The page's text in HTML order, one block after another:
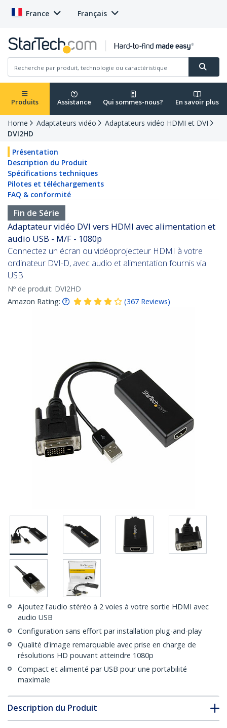
France Français
Produits Assistance Qui sommes-nous? En savoir plus
Home Adaptateurs vidéo
Adaptateurs vidéo HDMI et DVI
DVI2HD
Présentation
Description du Produit
Spécifications techniques
Pilotes et téléchargements
FAQ & conformité
Fin de Série
Adaptateur vidéo DVI vers HDMI avec alimentation et
audio USB - M/F - 1080p
Connectez un écran ou vidéoprojecteur HDMI à votre
ordinateur DVI-D, avec audio et alimentation fournis via
USB
Nº de produit: DVI2HD
Amazon Rating:
(367 Reviews)
Ajoutez l'audio stéréo à 2 voies à votre sortie HDMI avec
audio USB
Configuration sans effort par installation plug-and-play
Qualité d'image remarquable avec prise en charge de
résolutions HD pouvant atteindre 1080p
Compact et alimenté par USB pour une portabilité
maximale
Description du Produit